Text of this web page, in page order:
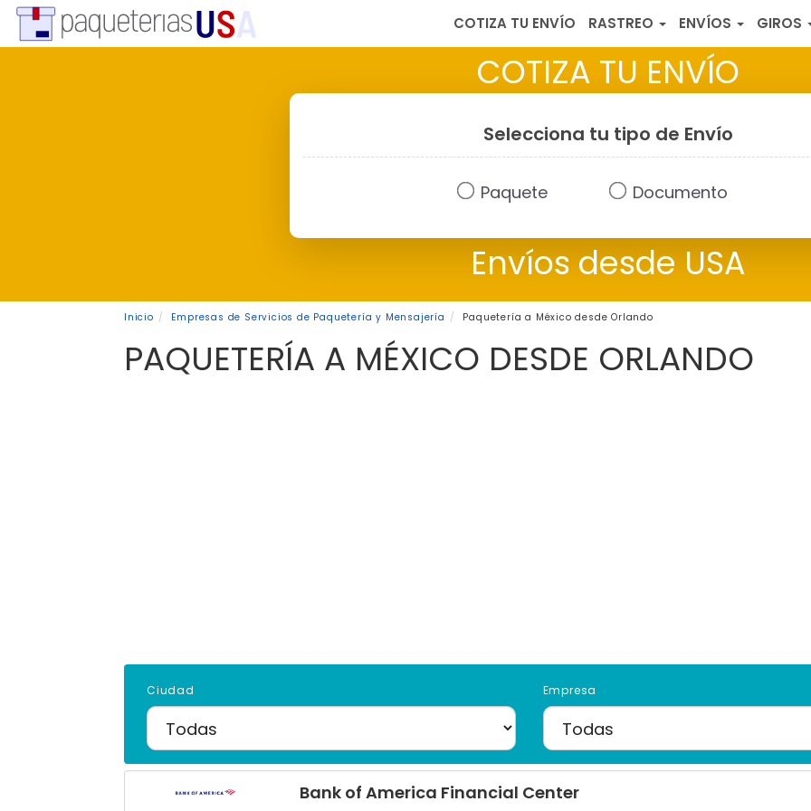
COTIZA TU ENVÍO RASTREO ENVÍOS GIROS
COTIZA TU ENVÍO
Selecciona tu tipo de Envío
Paquete Documento
Envíos desde USA
Inicio Empresas de Servicios de Paquetería y Mensajería Paquetería a México desde Orlando
PAQUETERÍA A MÉXICO DESDE ORLANDO
Ciudad Empresa
Bank of America Financial Center